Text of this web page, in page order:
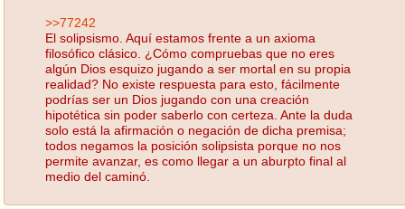
>>77242
El solipsismo. Aquí estamos frente a un axioma
filosófico clásico. ¿Cómo compruebas que no eres
algún Dios esquizo jugando a ser mortal en su propia
realidad? No existe respuesta para esto, fácilmente
podrías ser un Dios jugando con una creación
hipotética sin poder saberlo con certeza. Ante la duda
solo está la afirmación o negación de dicha premisa;
todos negamos la posición solipsista porque no nos
permite avanzar, es como llegar a un aburpto final al
medio del caminó.